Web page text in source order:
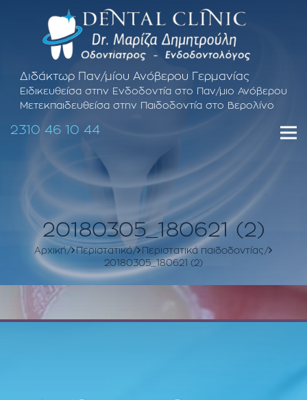
Διδάκτωρ Παν/μίου Ανόβερου Γερμανίας
Ειδικευθείσα στην Ενδοδοντία στο Παν/μιο Ανόβερου
Μετεκπαιδευθείσα στην Παιδοδοντία στο Βερολίνο
2310 46 10 44
20180305_180621 (2)
Αρχική Περιστατικά
Περιστατικά παιδοδοντίας
20180305_180621 (2)